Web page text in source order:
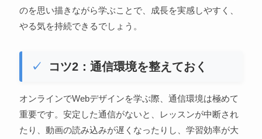
のを思い描きながら学ぶことで、成長を実感しやすく、
やる気を持続できるでしょう。
コツ2：通信環境を整えておく
オンラインでWebデザインを学ぶ際、通信環境は極めて
重要です。安定した通信がないと、レッスンが中断され
たり、動画の読み込みが遅くなったりし、学習効率が大